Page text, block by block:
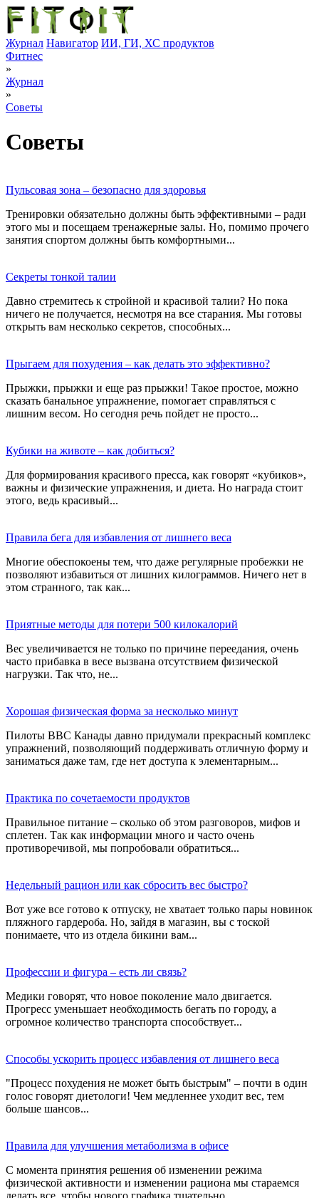
Журнал Навигатор ИИ, ГИ, ХС продуктов
Фитнес
»
Журнал
»
Советы
Советы
Пульсовая зона – безопасно для здоровья
Тренировки обязательно должны быть эффективными – ради
этого мы и посещаем тренажерные залы. Но, помимо прочего
занятия спортом должны быть комфортными...
Секреты тонкой талии
Давно стремитесь к стройной и красивой талии? Но пока
ничего не получается, несмотря на все старания. Мы готовы
открыть вам несколько секретов, способных...
Прыгаем для похудения – как делать это эффективно?
Прыжки, прыжки и еще раз прыжки! Такое простое, можно
сказать банальное упражнение, помогает справляться с
лишним весом. Но сегодня речь пойдет не просто...
Кубики на животе – как добиться?
Для формирования красивого пресса, как говорят «кубиков»,
важны и физические упражнения, и диета. Но награда стоит
этого, ведь красивый...
Правила бега для избавления от лишнего веса
Многие обеспокоены тем, что даже регулярные пробежки не
позволяют избавиться от лишних килограммов. Ничего нет в
этом странного, так как...
Приятные методы для потери 500 килокалорий
Вес увеличивается не только по причине переедания, очень
часто прибавка в весе вызвана отсутствием физической
нагрузки. Так что, не...
Хорошая физическая форма за несколько минут
Пилоты ВВС Канады давно придумали прекрасный комплекс
упражнений, позволяющий поддерживать отличную форму и
заниматься даже там, где нет доступа к элементарным...
Практика по сочетаемости продуктов
Правильное питание – сколько об этом разговоров, мифов и
сплетен. Так как информации много и часто очень
противоречивой, мы попробовали обратиться...
Недельный рацион или как сбросить вес быстро?
Вот уже все готово к отпуску, не хватает только пары новинок
пляжного гардероба. Но, зайдя в магазин, вы с тоской
понимаете, что из отдела бикини вам...
Профессии и фигура – есть ли связь?
Медики говорят, что новое поколение мало двигается.
Прогресс уменьшает необходимость бегать по городу, а
огромное количество транспорта способствует...
Способы ускорить процесс избавления от лишнего веса
"Процесс похудения не может быть быстрым" – почти в один
голос говорят диетологи! Чем медленнее уходит вес, тем
больше шансов...
Правила для улучшения метаболизма в офисе
С момента принятия решения об изменении режима
физической активности и изменении рациона мы стараемся
делать все, чтобы нового графика тщательно